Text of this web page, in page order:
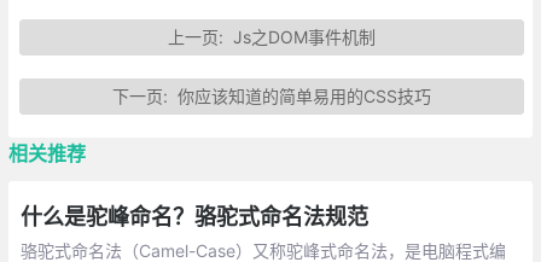
上一页: Js之DOM事件机制
下一页: 你应该知道的简单易用的CSS技巧
相关推荐
什么是驼峰命名？骆驼式命名法规范
骆驼式命名法（Camel-Case）又称驼峰式命名法，是电脑程式编